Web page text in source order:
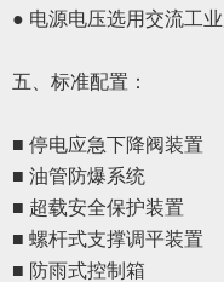
● 电源电压选用交流工
五、 标准配置 ：
■ 停电应急下降阀装置
■ 油管防爆系统
■ 超载安全保护装置
■ 螺杆式支撑调平装置
■ 防雨式控制箱